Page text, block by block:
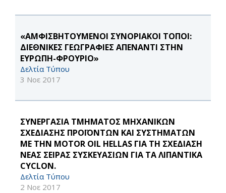
«ΑΜΦΙΣΒΗΤΟΥΜΕΝΟΙ ΣΥΝΟΡΙΑΚΟΙ ΤΟΠΟΙ:
ΔΙΕΘΝΙΚΕΣ ΓΕΩΓΡΑΦΙΕΣ ΑΠΕΝΑΝΤΙ ΣΤΗΝ
ΕΥΡΩΠΗ-ΦΡΟΥΡΙΟ»
Δελτία Τύπου
3 Νοε 2017
ΣΥΝΕΡΓΑΣΙΑ ΤΜΗΜΑΤΟΣ ΜΗΧΑΝΙΚΩΝ
ΣΧΕΔΙΑΣΗΣ ΠΡΟΪΟΝΤΩΝ ΚΑΙ ΣΥΣΤΗΜΑΤΩΝ
ΜΕ ΤΗΝ MOTOR OIL HELLAS ΓΙΑ ΤΗ ΣΧΕΔΙΑΣΗ
ΝΕΑΣ ΣΕΙΡΑΣ ΣΥΣΚΕΥΑΣΙΩΝ ΓΙΑ ΤΑ ΛΙΠΑΝΤΙΚΑ
CYCLON.
Δελτία Τύπου
2 Νοε 2017